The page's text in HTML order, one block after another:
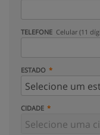
TELEFONE Celular (11
ESTADO
CIDADE